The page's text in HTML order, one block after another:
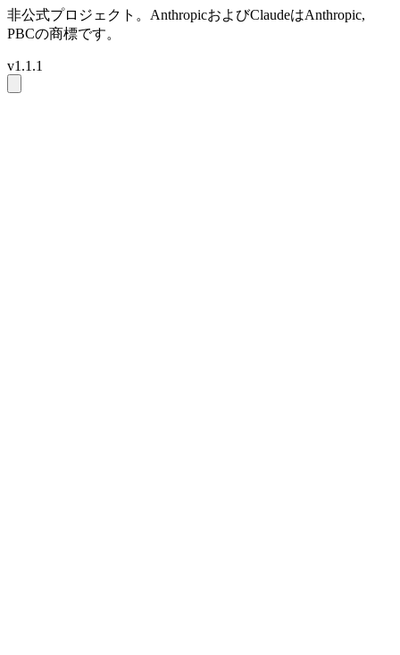
非公式プロジェクト。AnthropicおよびClaudeはAnthropic,
PBCの商標です。
v1.1.1